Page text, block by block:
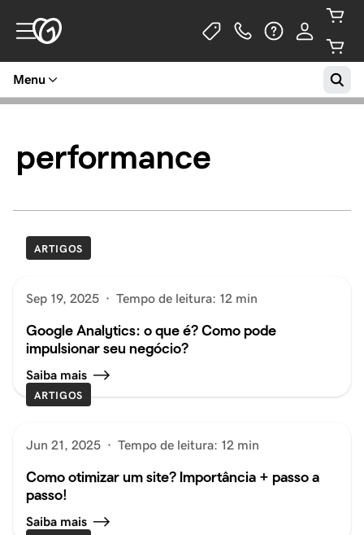
Menu
performance
ARTIGOS
Sep 19, 2025 · Tempo de leitura: 12 min
Google Analytics: o que é? Como pode
impulsionar seu negócio?
Saiba mais
ARTIGOS
Jun 21, 2025 · Tempo de leitura: 12 min
Como otimizar um site? Importância + passo a
passo!
Saiba mais